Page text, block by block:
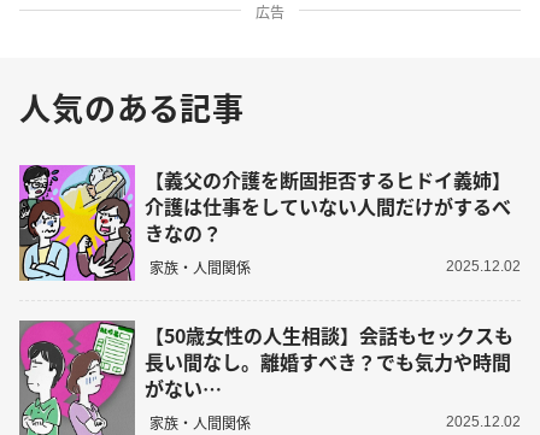
広告
人気のある記事
【義父の介護を断固拒否するヒドイ義姉】
介護は仕事をしていない人間だけがするべ
きなの？
家族・人間関係 2025.12.02
【50歳女性の人生相談】会話もセックスも
長い間なし。離婚すべき？でも気力や時間
がない…
家族・人間関係 2025.12.02